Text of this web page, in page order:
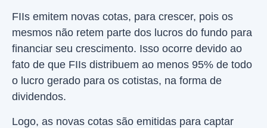
FIIs emitem novas cotas, para crescer, pois os
mesmos não retem parte dos lucros do fundo para
financiar seu crescimento. Isso ocorre devido ao
fato de que FIIs distribuem ao menos 95% de todo
o lucro gerado para os cotistas, na forma de
dividendos.
Logo, as novas cotas são emitidas para captar